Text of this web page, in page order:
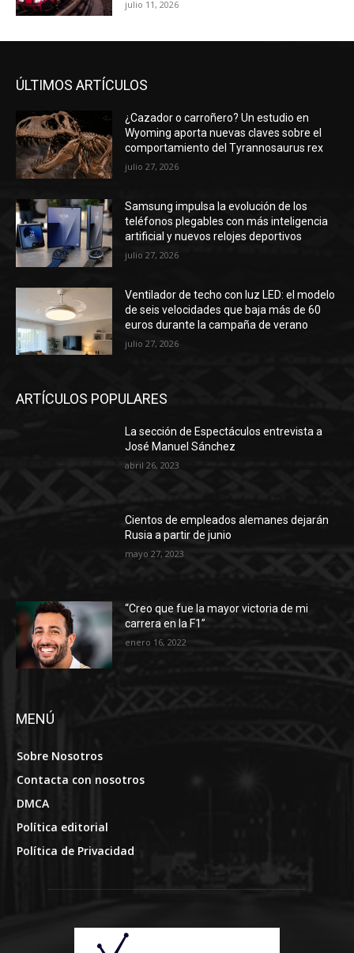
julio 11, 2026
ÚLTIMOS ARTÍCULOS
¿Cazador o carroñero? Un estudio en
Wyoming aporta nuevas claves sobre el
comportamiento del Tyrannosaurus rex
julio 27, 2026
Samsung impulsa la evolución de los
teléfonos plegables con más inteligencia
artificial y nuevos relojes deportivos
julio 27, 2026
Ventilador de techo con luz LED: el modelo
de seis velocidades que baja más de 60
euros durante la campaña de verano
julio 27, 2026
ARTÍCULOS POPULARES
La sección de Espectáculos entrevista a
José Manuel Sánchez
abril 26, 2023
Cientos de empleados alemanes dejarán
Rusia a partir de junio
mayo 27, 2023
“Creo que fue la mayor victoria de mi
carrera en la F1”
enero 16, 2022
MENÚ
Sobre Nosotros
Contacta con nosotros
DMCA
Política editorial
Política de Privacidad